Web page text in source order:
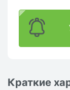
Краткие